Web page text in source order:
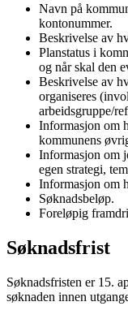
Navn på
kontonummer.
Beskrivelse av
Planstatus i
og når skal den
Beskrivelse av
organiseres
arbeidsgruppe/
Informasjon om
kommunens
Informasjon om
egen strategi,
Informasjon om
Søknadsbeløp.
Foreløpig
Søknadsfrist
Søknadsfristen er 15.
søknaden innen